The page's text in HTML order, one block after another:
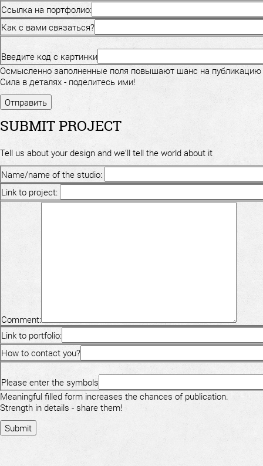
Ссылка на портфолио:
Как с вами связаться?
Введите код с картинки
Осмысленно заполненные поля повышают шанс на публикацию
Сила в деталях - поделитесь ими!
SUBMIT PROJECT
Tell us about your design and we'll tell the world about it
Name/name of the studio:
Link to project:
Comment:
Link to portfolio:
How to contact you?
Please enter the symbols
Meaningful filled form increases the chances of publication.
Strength in details - share them!